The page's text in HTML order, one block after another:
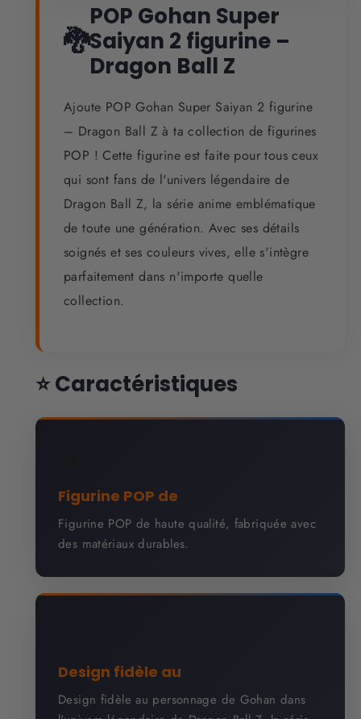
🐉
POP Gohan Super
Saiyan 2 figurine –
Dragon Ball Z
Ajoute POP Gohan Super Saiyan 2 figurine
– Dragon Ball Z à ta collection de figurines
POP ! Cette figurine est faite pour tous ceux
qui sont fans de l'univers légendaire de
Dragon Ball Z, la série anime emblématique
de toute une génération. Avec ses détails
soignés et ses couleurs vives, elle s'intègre
parfaitement dans n'importe quelle
collection.
⭐ Caractéristiques
Figurine POP de
Figurine POP de haute qualité, fabriquée avec
des matériaux durables.
Design fidèle au
Design fidèle au personnage de Gohan dans